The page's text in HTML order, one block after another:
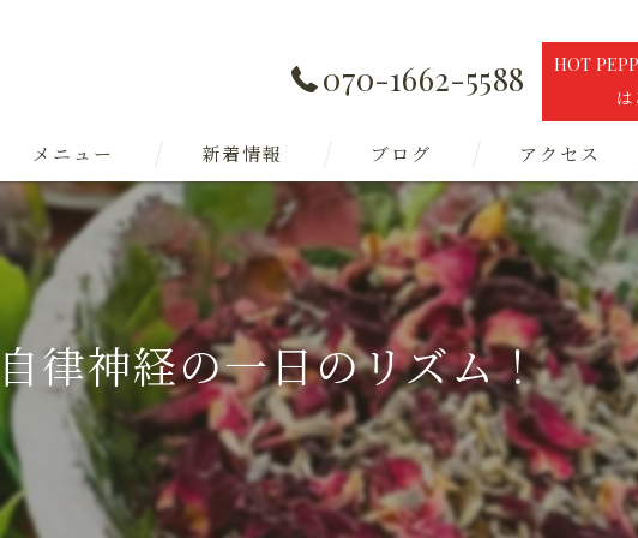
070-1662-5588
HOT
は
メニュー 新着情報 ブログ アクセス
律神経の一日のリズム！